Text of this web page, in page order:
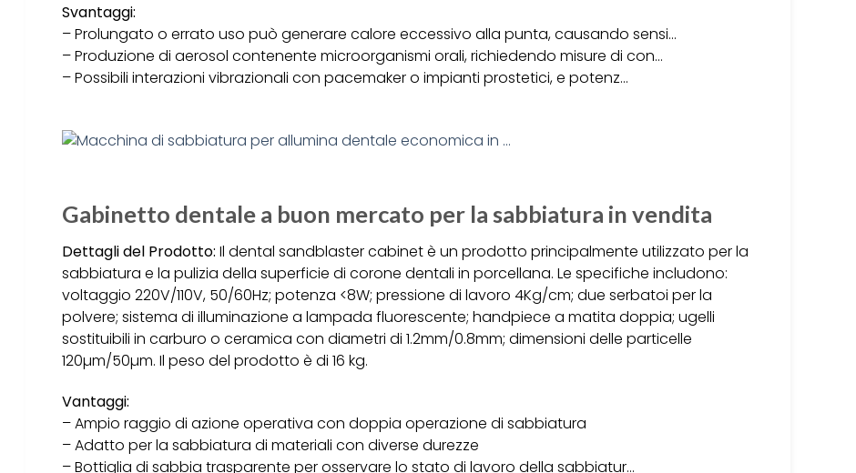
Svantaggi:
– Prolungato o errato uso può generare calore eccessivo alla punta, causando sensi…
– Produzione di aerosol contenente microorganismi orali, richiedendo misure di con…
– Possibili interazioni vibrazionali con pacemaker o impianti prostetici, e potenz…
Gabinetto dentale a buon mercato per la sabbiatura in vendita
Dettagli del Prodotto: Il dental sandblaster cabinet è un prodotto principalmente utilizzato per la
sabbiatura e la pulizia della superficie di corone dentali in porcellana. Le specifiche includono:
voltaggio 220V/110V, 50/60Hz; potenza <8W; pressione di lavoro 4Kg/cm; due serbatoi per la
polvere; sistema di illuminazione a lampada fluorescente; handpiece a matita doppia; ugelli
sostituibili in carburo o ceramica con diametri di 1.2mm/0.8mm; dimensioni delle particelle
120µm/50µm. Il peso del prodotto è di 16 kg.
Vantaggi:
– Ampio raggio di azione operativa con doppia operazione di sabbiatura
– Adatto per la sabbiatura di materiali con diverse durezze
– Bottiglia di sabbia trasparente per osservare lo stato di lavoro della sabbiatur…